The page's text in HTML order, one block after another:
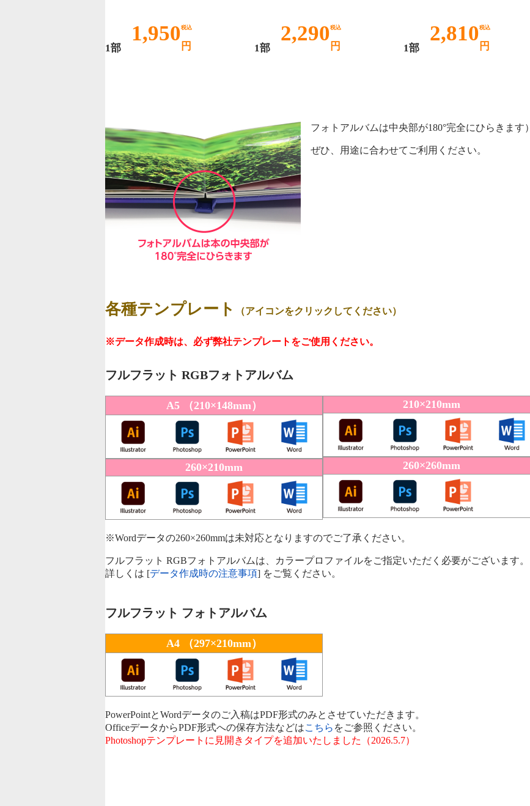
1部
1,950税込
円 1部
2,290税込
円 1部
2,810税込
円
フォトアルバムは中央部が180°完全にひらきます）
ぜひ、用途に合わせてご利用ください。
各種テンプレート （アイコンをクリックしてください）
※データ作成時は、必ず弊社テンプレートをご使用ください。
フルフラット RGBフォトアルバム
A5 （210×148mm）
260×210mm
210×210mm
260×260mm
※Wordデータの260×260mmは未対応となりますのでご了承ください。
フルフラット RGBフォトアルバムは、カラープロファイルをご指定いただく必要がございます。
詳しくは [データ作成時の注意事項] をご覧ください。
フルフラット フォトアルバム
A4 （297×210mm）
PowerPointとWordデータのご入稿はPDF形式のみとさせていただきます。
OfficeデータからPDF形式への保存方法などはこちら をご参照ください。
Photoshopテンプレートに見開きタイプを追加いたしました（2026.5.7）